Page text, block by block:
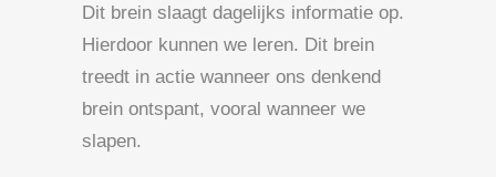
Dit brein slaagt dagelijks informatie op.
Hierdoor kunnen we leren. Dit brein
treedt in actie wanneer ons denkend
brein ontspant, vooral wanneer we
slapen.